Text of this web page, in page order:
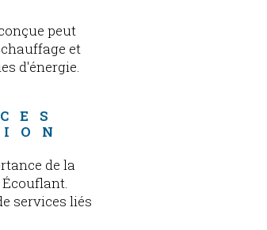
peut
et
d'énergie.
de la
services liés